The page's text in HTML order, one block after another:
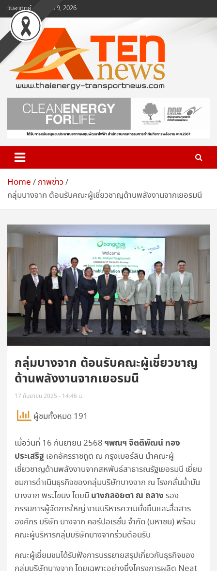
Skip
to
content
วันอาทิตย์, สิงหาคม 9, 2026
www.ten-news.com
ข่าวพลังงานและคมนาคม
Home ภาพข่าว
กลุ่มบางจาก ต้อนรับคณะผู้เชี่ยวชาญด้านพลังงานจากเยอรมนี
กลุ่มบางจาก ต้อนรับคณะผู้เชี่ยวชาญ
ด้านพลังงานจากเยอรมนี
17 กันยายน 2025 - 14:46 น.
ผู้ชมทั้งหมด 191
เมื่อวันที่ 16 กันยายน 2568 ฯพณฯ จิตติพัฒน์ ทอง
ประเสริฐ เอกอัครราชทูต ณ กรุงเบอร์ลิน นำคณะผู้
เชี่ยวชาญด้านพลังงานจากสหพันธ์สาธารณรัฐเยอรมนี เยี่ยม
ชมการดำเนินธุรกิจของกลุ่มบริษัทบางจาก ณ โรงกลั่นน้ำมัน
บางจาก พระโขนง โดยมี นางกลอยตา ณ ถลาง รอง
กรรมการผู้จัดการใหญ่ งานบริหารความยั่งยืนและสื่อสาร
องค์กร บริษัท บางจาก คอร์ปอเรชั่น จำกัด (มหาชน) พร้อม
คณะผู้บริหารกลุ่มบริษัทบางจากร่วมต้อนรับ
คณะผู้เยี่ยมชมได้รับฟังการบรรยายสรุปเกี่ยวกับธุรกิจของ